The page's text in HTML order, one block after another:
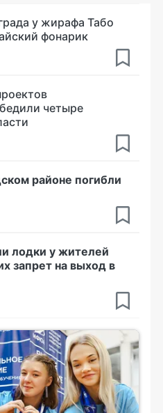
у жирафа Табо
фонарик
четыре
районе погибли
лодки у жителей
запрет на выход в